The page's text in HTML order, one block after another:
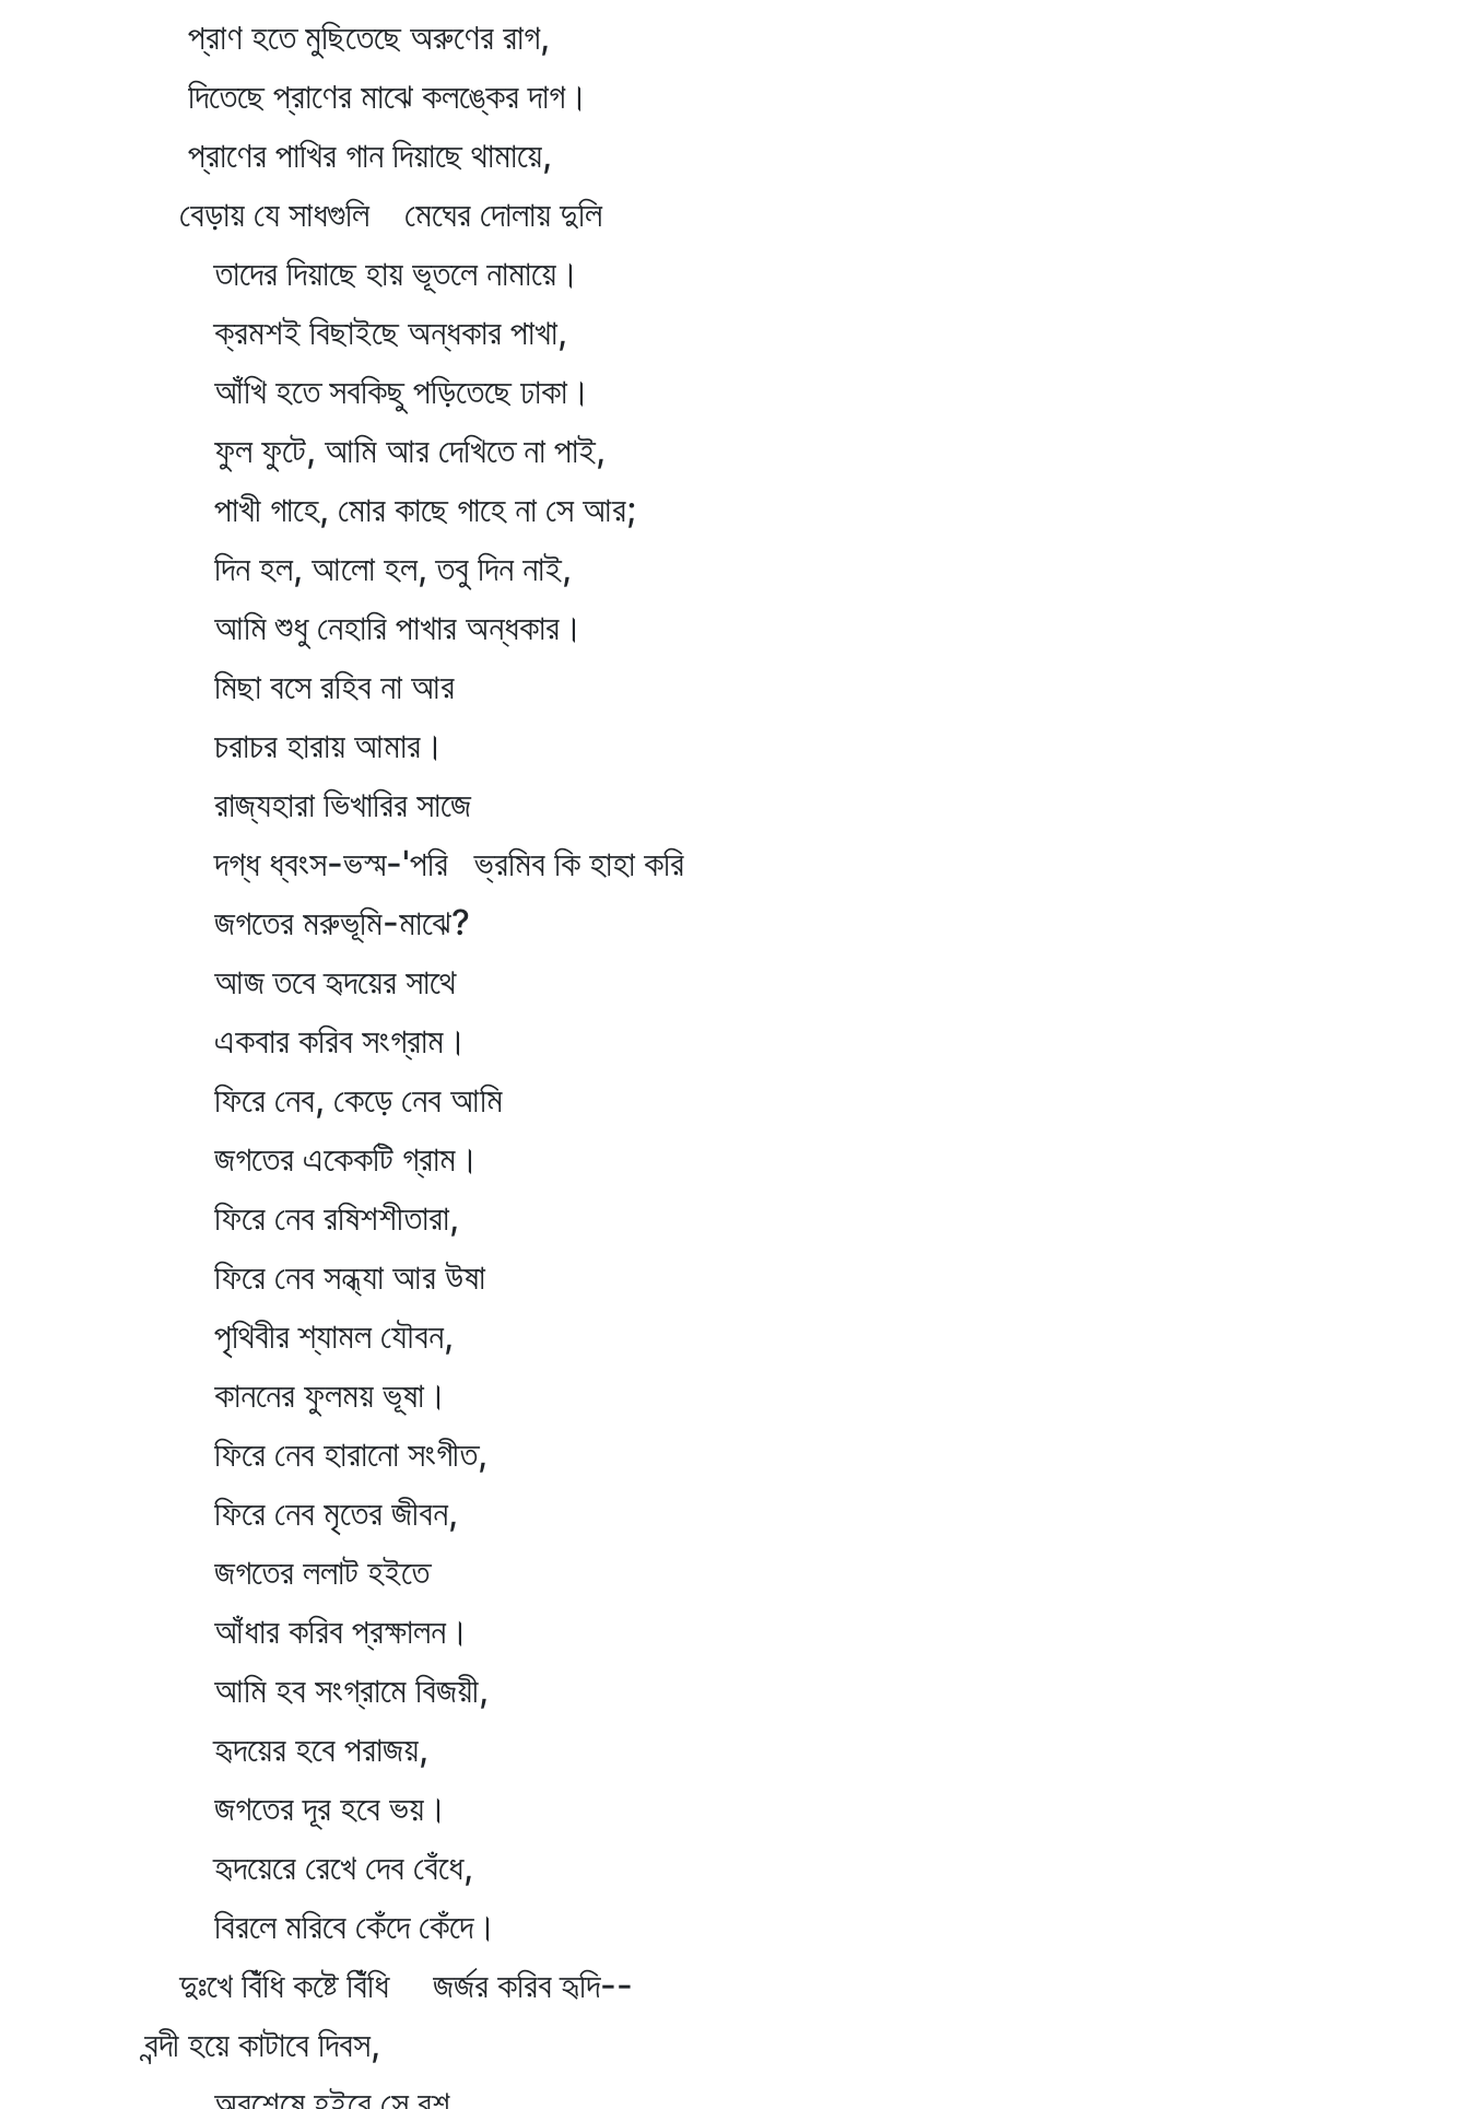
প্রাণ হতে মুছিতেছে অরুণের রাগ,
দিতেছে প্রাণের মাঝে কলঙ্কের দাগ।
প্রাণের পাখির গান দিয়াছে থামায়ে,
বেড়ায় যে সাধগুলি মেঘের দোলায় দুলি
তাদের দিয়াছে হায় ভূতলে নামায়ে।
ক্রমশই বিছাইছে অন্ধকার পাখা,
আঁখি হতে সবকিছু পড়িতেছে ঢাকা।
ফুল ফুটে, আমি আর দেখিতে না পাই,
পাখী গাহে, মোর কাছে গাহে না সে আর;
দিন হল, আলো হল, তবু দিন নাই,
আমি শুধু নেহারি পাখার অন্ধকার।
মিছা বসে রহিব না আর
চরাচর হারায় আমার।
রাজ্যহারা ভিখারির সাজে
দগ্ধ ধ্বংস-ভস্ম-'পরি ভ্রমিব কি হাহা করি
জগতের মরুভূমি-মাঝে?
আজ তবে হৃদয়ের সাথে
একবার করিব সংগ্রাম।
ফিরে নেব, কেড়ে নেব আমি
জগতের একেকটি গ্রাম।
ফিরে নেব রষিশশীতারা,
ফিরে নেব সন্ধ্যা আর উষা
পৃথিবীর শ্যামল যৌবন,
কাননের ফুলময় ভূষা।
ফিরে নেব হারানো সংগীত,
ফিরে নেব মৃতের জীবন,
জগতের ললাট হইতে
আঁধার করিব প্রক্ষালন।
আমি হব সংগ্রামে বিজয়ী,
হৃদয়ের হবে পরাজয়,
জগতের দূর হবে ভয়।
হৃদয়েরে রেখে দেব বেঁধে,
বিরলে মরিবে কেঁদে কেঁদে।
দুঃখে বিঁধি কষ্টে বিঁধি জর্জর করিব হৃদি--
বন্দী হয়ে কাটাবে দিবস,